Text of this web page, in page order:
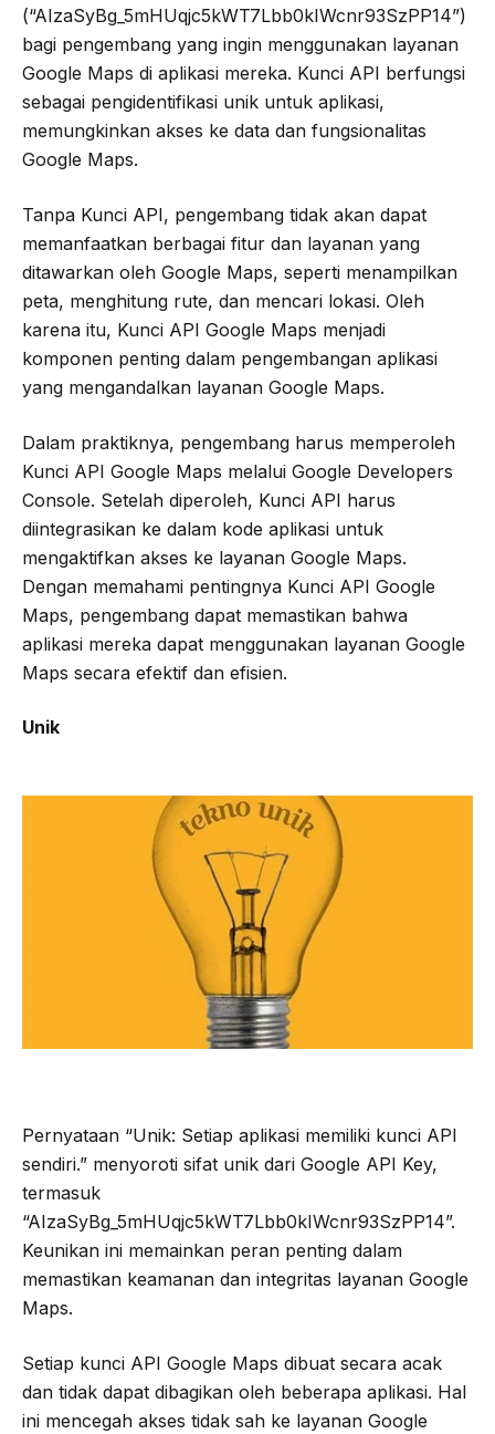
(“AIzaSyBg_5mHUqjc5kWT7Lbb0kIWcnr93SzPP14”)
bagi pengembang yang ingin menggunakan layanan
Google Maps di aplikasi mereka. Kunci API berfungsi
sebagai pengidentifikasi unik untuk aplikasi,
memungkinkan akses ke data dan fungsionalitas
Google Maps.
Tanpa Kunci API, pengembang tidak akan dapat
memanfaatkan berbagai fitur dan layanan yang
ditawarkan oleh Google Maps, seperti menampilkan
peta, menghitung rute, dan mencari lokasi. Oleh
karena itu, Kunci API Google Maps menjadi
komponen penting dalam pengembangan aplikasi
yang mengandalkan layanan Google Maps.
Dalam praktiknya, pengembang harus memperoleh
Kunci API Google Maps melalui Google Developers
Console. Setelah diperoleh, Kunci API harus
diintegrasikan ke dalam kode aplikasi untuk
mengaktifkan akses ke layanan Google Maps.
Dengan memahami pentingnya Kunci API Google
Maps, pengembang dapat memastikan bahwa
aplikasi mereka dapat menggunakan layanan Google
Maps secara efektif dan efisien.
Unik
Pernyataan “Unik: Setiap aplikasi memiliki kunci API
sendiri.” menyoroti sifat unik dari Google API Key,
termasuk
“AIzaSyBg_5mHUqjc5kWT7Lbb0kIWcnr93SzPP14”.
Keunikan ini memainkan peran penting dalam
memastikan keamanan dan integritas layanan Google
Maps.
Setiap kunci API Google Maps dibuat secara acak
dan tidak dapat dibagikan oleh beberapa aplikasi. Hal
ini mencegah akses tidak sah ke layanan Google